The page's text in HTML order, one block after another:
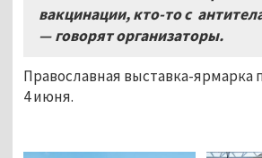
вакцинации, кто-то с
— говорят организаторы.
Православная выставка-ярмарка
4 июня.